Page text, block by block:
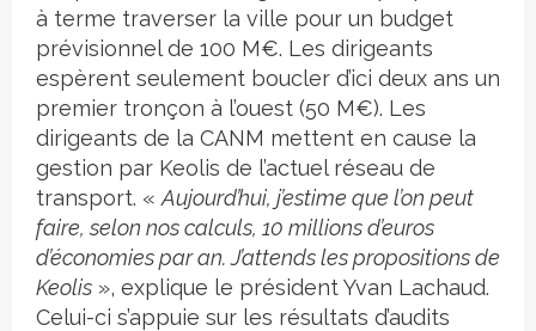
à terme traverser la ville pour un budget
prévisionnel de 100 M€. Les dirigeants
espèrent seulement boucler d’ici deux ans un
premier tronçon à l’ouest (50 M€). Les
dirigeants de la CANM mettent en cause la
gestion par Keolis de l’actuel réseau de
transport. « Aujourd’hui, j’estime que l’on peut
faire, selon nos calculs, 10 millions d’euros
d’économies par an. J’attends les propositions de
Keolis », explique le président Yvan Lachaud.
Celui-ci s’appuie sur les résultats d’audits